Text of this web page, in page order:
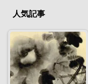
人気記事